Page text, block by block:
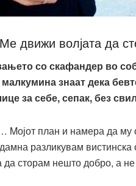
Ме движи волјата да
со скафандер во
знаат дека
за себе, сепак, без
план и намера да
разликувам
сторам нешто добро, а